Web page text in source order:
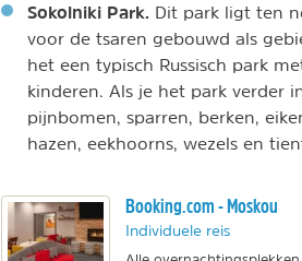
Sokolniki Park. Dit park ligt ten
voor de tsaren gebouwd als
het een typisch Russisch park
kinderen. Als je het park verder
pijnbomen, sparren, berken,
hazen, eekhoorns, wezels en
Booking.com - Moskou
Individuele reis